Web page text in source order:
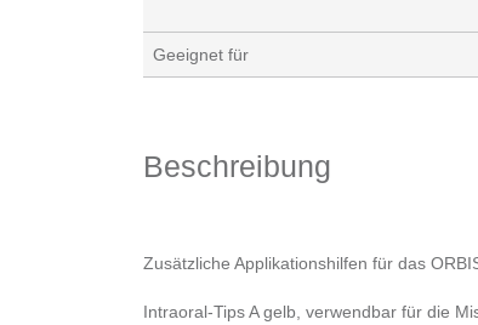
Geeignet für
Beschreibung
Zusätzliche Applikationshilfen für das
Intraoral-Tips A gelb, verwendbar für die